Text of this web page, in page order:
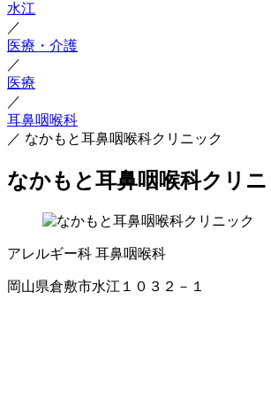
水江
／
医療・介護
／
医療
／
耳鼻咽喉科
／ なかもと耳鼻咽喉科クリニック
なかもと耳鼻咽喉科クリニ
アレルギー科 耳鼻咽喉科
岡山県倉敷市水江１０３２－１